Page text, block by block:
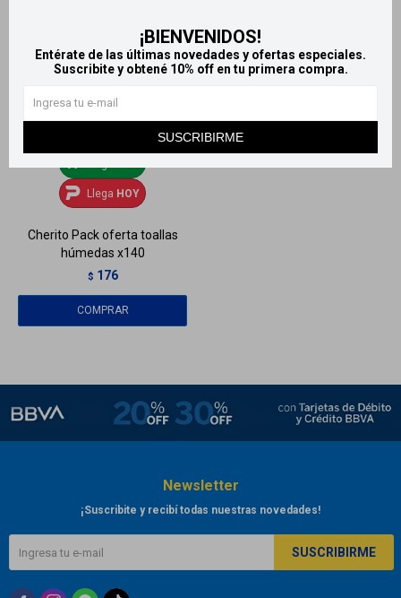
¡BIENVENIDOS!
Entérate de las últimas novedades y ofertas especiales.
Suscribite y obtené 10% off en tu primera compra.
SUSCRIBIRME
Llega HOY
Cherito Pack oferta toallas
húmedas x140
$ 176
Newsletter
¡Suscribite y recibí todas nuestras novedades!
SUSCRIBIRME